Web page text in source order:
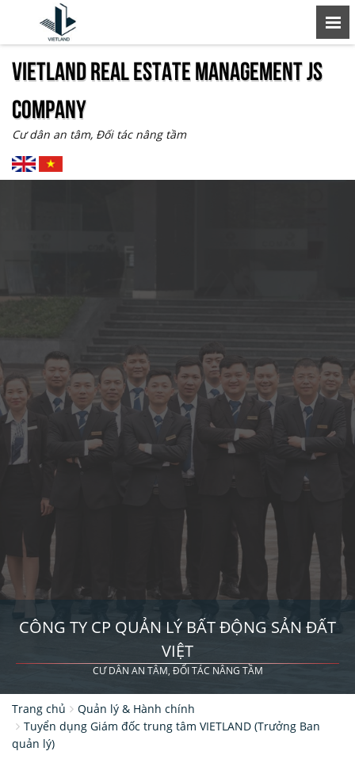
VIETLAND REAL ESTATE MANAGEMENT JS
COMPANY
Cư dân an tâm, Đối tác nâng tầm
CÔNG TY CP QUẢN LÝ BẤT ĐỘNG SẢN ĐẤT
VIỆT
CƯ DÂN AN TÂM, ĐỐI TÁC NÂNG TẦM
Trang chủ
Quản lý & Hành chính
Tuyển dụng Giám đốc trung tâm VIETLAND (Trưởng Ban
quản lý)